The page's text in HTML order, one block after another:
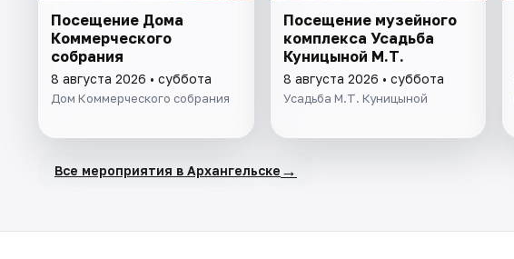
Посещение Дома
Коммерческого
собрания
8 августа 2026 • суббота
Дом Коммерческого собрания
Посещение музейного
комплекса Усадьба
Куницыной М.Т.
8 августа 2026 • суббота
Усадьба М.Т. Куницыной
Все мероприятия в Архангельске →